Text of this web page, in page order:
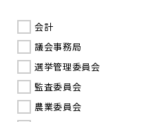
会計
議会事務局
選挙管理委員会
監査委員会
農業委員会